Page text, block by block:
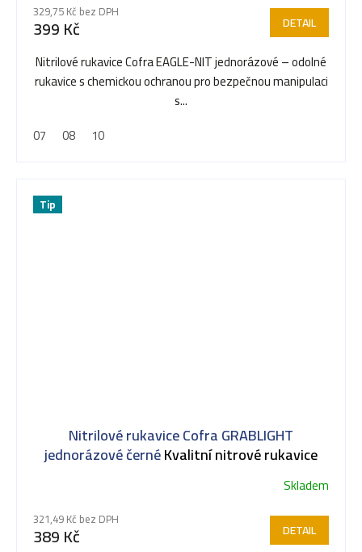
329,75 Kč bez DPH
399 Kč DETAIL
Nitrilové rukavice Cofra EAGLE-NIT jednorázové – odolné
rukavice s chemickou ochranou pro bezpečnou manipulaci
s...
07
08 10
Tip
Nitrilové rukavice Cofra GRABLIGHT
jednorázové černéKvalitní nitrové rukavice
Skladem
321,49 Kč bez DPH
389 Kč DETAIL